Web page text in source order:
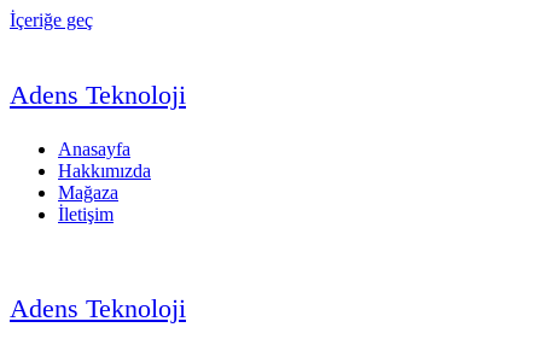
İçeriğe geç
Adens Teknoloji
Anasayfa
Hakkımızda
Mağaza
İletişim
Adens Teknoloji